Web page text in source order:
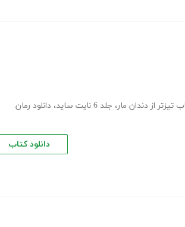
تیزتر از دندان مار، جلد 6 نایت ساید ، دانلود رمان
دانلود کتاب